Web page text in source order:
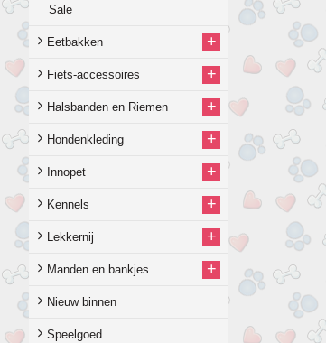
Sale
Eetbakken +
Fiets-accessoires +
Halsbanden en Riemen +
Hondenkleding +
Innopet +
Kennels +
Lekkernij +
Manden en bankjes +
Nieuw binnen
Speelgoed